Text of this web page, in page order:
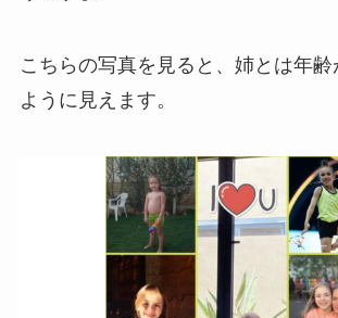
こちらの写真を見ると、姉とは年齢
ように見えます。